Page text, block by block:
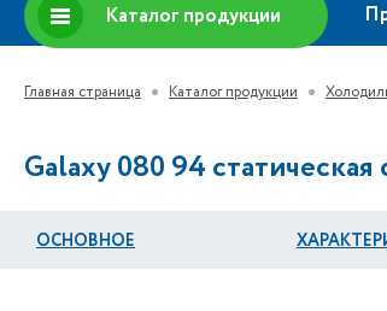
Каталог продукции
Главная страница Каталог продукции
Galaxy 080 94
ОСНОВНОЕ